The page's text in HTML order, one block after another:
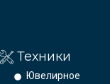
Техники
Ювелирное